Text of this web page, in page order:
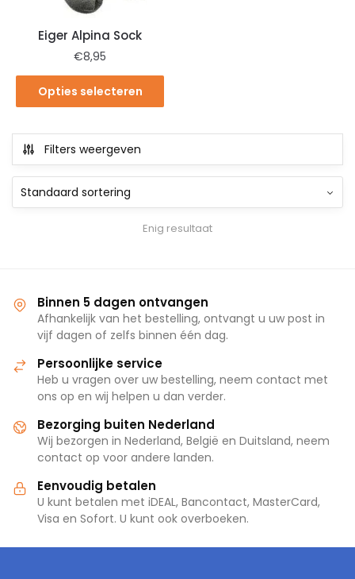
Eiger Alpina Sock
€8,95
Opties selecteren
Filters weergeven
Enig resultaat
Binnen 5 dagen ontvangen
Afhankelijk van het bestelling, ontvangt u uw post in
vijf dagen of zelfs binnen één dag.
Persoonlijke service
Heb u vragen over uw bestelling, neem contact met
ons op en wij helpen u dan verder.
Bezorging buiten Nederland
Wij bezorgen in Nederland, België en Duitsland, neem
contact op voor andere landen.
Eenvoudig betalen
U kunt betalen met iDEAL, Bancontact, MasterCard,
Visa en Sofort. U kunt ook overboeken.